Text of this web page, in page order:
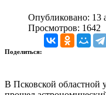
Опубликовано: 13
Просмотров: 1642
Поделиться:
В Псковской областной